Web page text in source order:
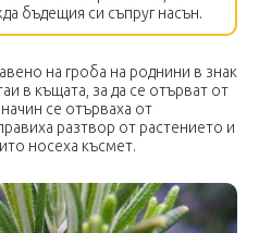
бъдещия си съпруг насън.
на гроба на роднини в знак
в къщата, за да се отърват от
се отърваха от
разтвор от растението и
носеха късмет.